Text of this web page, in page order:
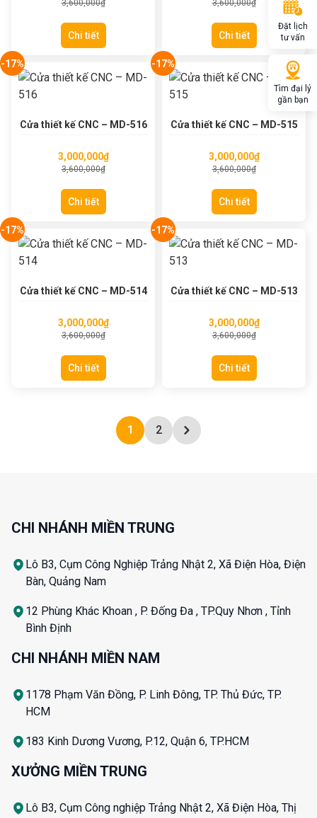
3,600,000₫
Chi tiết
3,600,000₫
Chi tiết
-17%
Cửa thiết kế CNC – MD-516
3,000,000₫
3,600,000₫
Chi tiết
-17%
Cửa thiết kế CNC – MD-515
3,000,000₫
3,600,000₫
Chi tiết
-17%
Cửa thiết kế CNC – MD-514
3,000,000₫
3,600,000₫
Chi tiết
-17%
Cửa thiết kế CNC – MD-513
3,000,000₫
3,600,000₫
Chi tiết
1 2
CHI NHÁNH MIỀN TRUNG
Lô B3, Cụm Công Nghiệp Trảng Nhật 2, Xã Điện Hòa, Điện
Bàn, Quảng Nam
12 Phùng Khác Khoan , P. Đống Đa , TP.Quy Nhơn , Tỉnh
Bình Định
CHI NHÁNH MIỀN NAM
1178 Phạm Văn Đồng, P. Linh Đông, TP. Thủ Đức, TP.
HCM
183 Kinh Dương Vương, P.12, Quận 6, TP.HCM
XƯỞNG MIỀN TRUNG
Lô B3, Cụm Công nghiệp Trảng Nhật 2, Xã Điện Hòa, Thị
Đặt lịch
tư vấn
Tìm đại lý
gần bạn